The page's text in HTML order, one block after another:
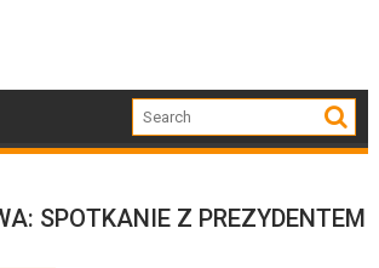
SPOTKANIE Z PREZYDENTEM